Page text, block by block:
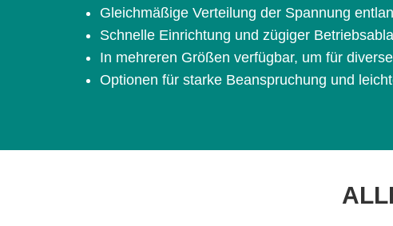
Gleichmäßige Verteilung der Spannung
Schnelle Einrichtung und zügiger
In mehreren Größen verfügbar, um für
Optionen für starke Beanspruchung und